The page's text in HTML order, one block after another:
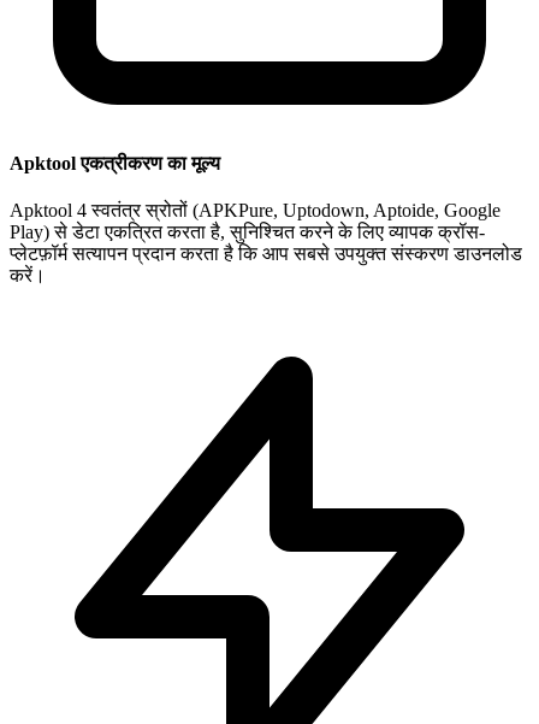
Apktool एकत्रीकरण का मूल्य
Apktool 4 स्वतंत्र स्रोतों (APKPure, Uptodown, Aptoide, Google
Play) से डेटा एकत्रित करता है, सुनिश्चित करने के लिए व्यापक क्रॉस-
प्लेटफ़ॉर्म सत्यापन प्रदान करता है कि आप सबसे उपयुक्त संस्करण डाउनलोड
करें।